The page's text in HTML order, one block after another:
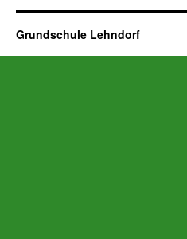
Grundschule Lehndorf